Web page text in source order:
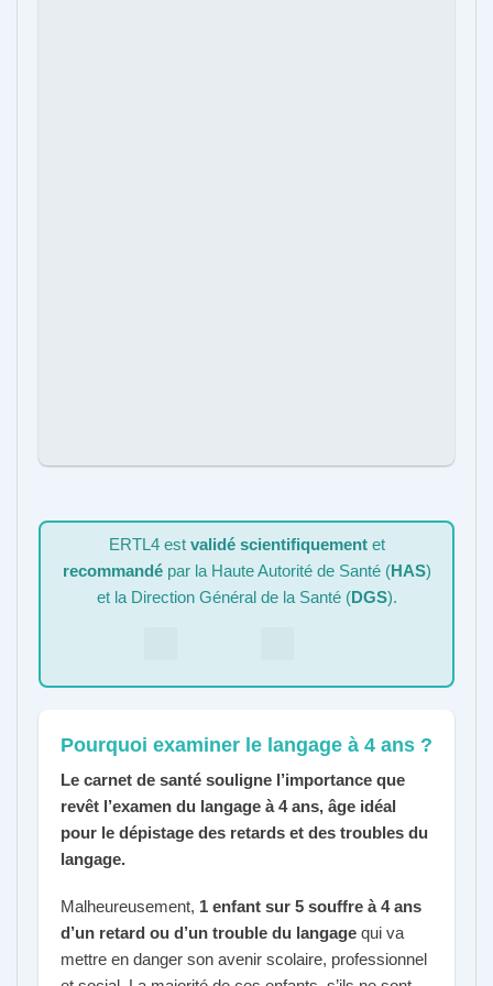
ERTL4 est validé scientifiquementet
recommandépar la Haute Autorité de Santé (HAS)
et la Direction Général de la Santé (DGS).
Pourquoi examiner le langage à 4 ans ?
Le carnet de santé souligne l’importance que
revêt l’examen du langage à 4 ans, âge idéal
pour le dépistage des retards et des troubles du
langage.
Malheureusement, 1 enfant sur 5 souffre à 4 ans
d’un retard ou d’un trouble du langagequi va
mettre en danger son avenir scolaire, professionnel